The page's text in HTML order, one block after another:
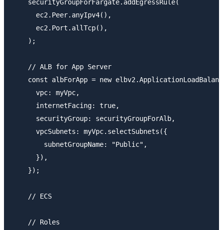
    securityGroupForFargate.addEgressRule(
      ec2.Peer.anyIpv4(),
      ec2.Port.allTcp(),
    );
    // ALB for App Server
const albForApp = new
      vpc: myVpc,
      internetFacing: true,
      securityGroup: securityGroupForAlb,
      vpcSubnets: myVpc.selectSubnets({
        subnetGroupName: "Public",
      }),
    });
    // ECS
    // Roles